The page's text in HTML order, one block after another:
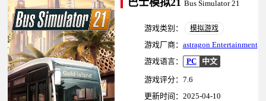
巴士模拟21 Bus Simulator 21
游戏类别： 模拟游戏
游戏厂商： astragon Entertainment
游戏语言：
PC 中文
游戏评分：7.6
更新时间：2025-04-10